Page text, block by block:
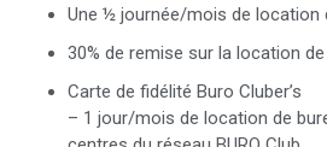
Une ½ journée/mois de location
30% de remise sur la location
Carte de fidélité Buro Cluber’s
– 1 jour/mois de location de